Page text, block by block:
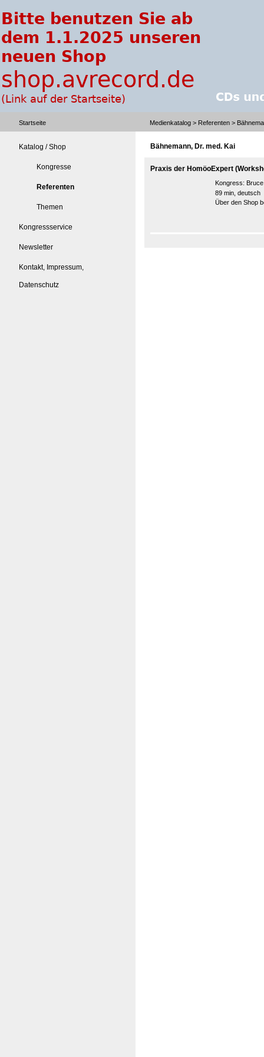
Startseite Medienkatalog > Referenten >
Katalog / Shop
Kongresse
Referenten
Themen
Kongressservice
Newsletter
Kontakt, Impressum,
Datenschutz
Bähnemann, Dr. med. Kai
Praxis der HomöoExpert
Kongress:
89 min, deutsch
Über den Shop